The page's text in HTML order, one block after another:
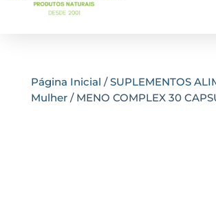
Página Inicial /SUPLEMENTOS
Mulher/ MENO COMPLEX 30